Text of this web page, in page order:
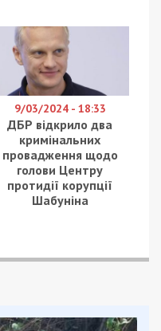
9/03/2024 - 18:33
ДБР відкрило два
кримінальних
провадження щодо
голови Центру
протидії корупції
Шабуніна